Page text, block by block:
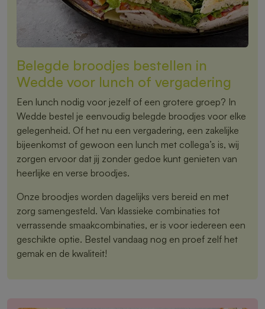
Belegde broodjes bestellen in
Wedde voor lunch of vergadering
Een lunch nodig voor jezelf of een grotere groep? In
Wedde bestel je eenvoudig belegde broodjes voor elke
gelegenheid. Of het nu een vergadering, een zakelijke
bijeenkomst of gewoon een lunch met collega’s is, wij
zorgen ervoor dat jij zonder gedoe kunt genieten van
heerlijke en verse broodjes.
Onze broodjes worden dagelijks vers bereid en met
zorg samengesteld. Van klassieke combinaties tot
verrassende smaakcombinaties, er is voor iedereen een
geschikte optie. Bestel vandaag nog en proef zelf het
gemak en de kwaliteit!